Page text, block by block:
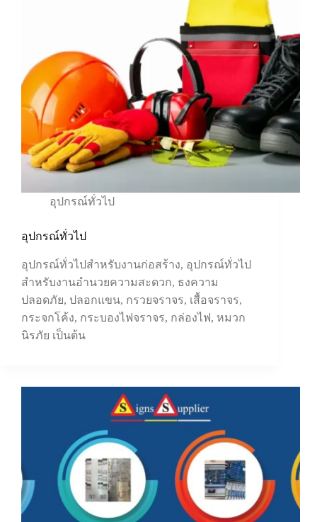
อุปกรณ์ทั่วไป
อุปกรณ์ทั่วไป
อุปกรณ์ทั่วไปสำหรับงานก่อสร้าง, อุปกรณ์ทั่วไป
สำหรับงานอำนวยความสะดวก, ธงความ
ปลอดภัย, ปลอกแขน, กรวยจราจร, เสื้อจราจร,
กระจกโค้ง, กระบองไฟจราจร, กล่องไฟ, หมวก
นิรภัย เป็นต้น